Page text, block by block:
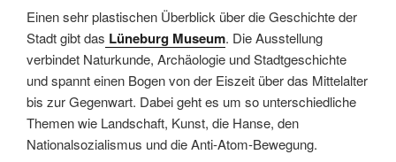
Einen sehr plastischen Überblick über die Geschichte der
Stadt gibt das Lüneburg Museum. Die Ausstellung
verbindet Naturkunde, Archäologie und Stadtgeschichte
und spannt einen Bogen von der Eiszeit über das Mittelalter
bis zur Gegenwart. Dabei geht es um so unterschiedliche
Themen wie Landschaft, Kunst, die Hanse, den
Nationalsozialismus und die Anti-Atom-Bewegung.